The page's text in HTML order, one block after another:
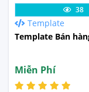
Lưu code
38
Template
Template Bán
Miễn Phí